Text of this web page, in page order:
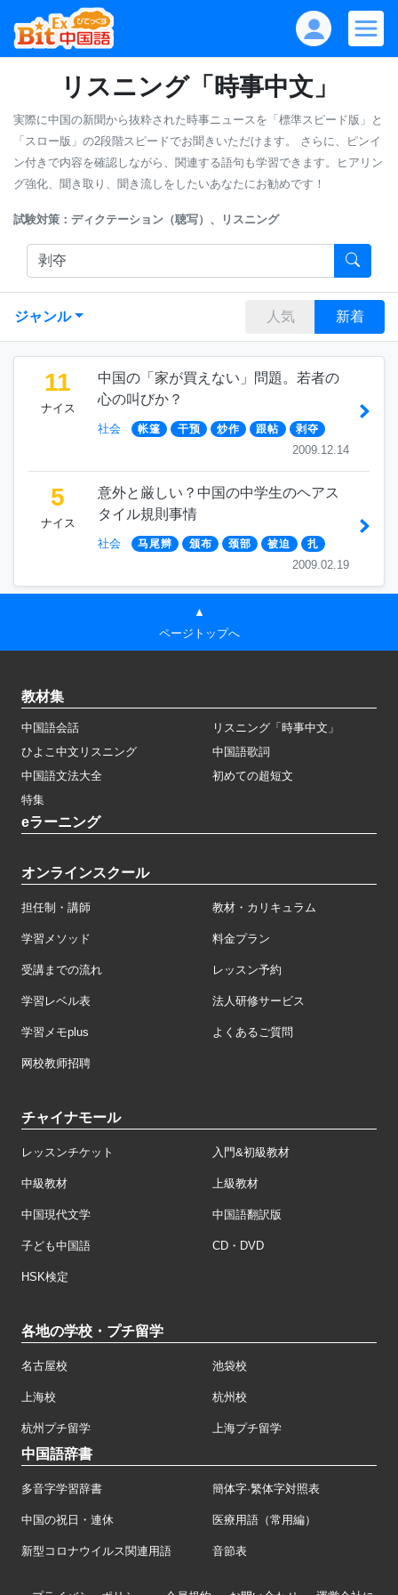
リスニング「時事中文」
実際に中国の新聞から抜粋された時事ニュースを「標準スピード版」と
「スロー版」の2段階スピードでお聞きいただけます。
さらに、ピンイ
ン付きで内容を確認しながら、関連する語句も学習できます。ヒアリン
グ強化、聞き取り、聞き流しをしたいあなたにお勧めです！
試験対策：ディクテーション（聴写）、リスニング
ジャンル 人気 新着
11
ナイス
中国の「家が買えない」問題。若者の
心の叫びか？
社会 帐篷 干预 炒作 跟帖 剥夺
2009.12.14
5
ナイス
意外と厳しい？中国の中学生のヘアス
タイル規則事情
社会 马尾辫 颁布 颈部 被迫 扎
2009.02.19
▲
ページトップへ
教材集
中国語会話
リスニング「時事中文」
ひよこ中文リスニング
中国語歌詞
中国語文法大全
初めての超短文
特集
eラーニング
オンラインスクール
担任制・講師 教材・カリキュラム
学習メソッド 料金プラン
受講までの流れ レッスン予約
学習レベル表 法人研修サービス
学習メモplus よくあるご質問
网校教师招聘
チャイナモール
レッスンチケット 入門&初級教材
中級教材 上級教材
中国現代文学 中国語翻訳版
子ども中国語 CD・DVD
HSK検定
各地の学校・プチ留学
名古屋校 池袋校
上海校 杭州校
杭州プチ留学 上海プチ留学
中国語辞書
多音字学習辞書 簡体字·繁体字対照表
中国の祝日・連休 医療用語（常用編）
新型コロナウイルス関連用語 音節表